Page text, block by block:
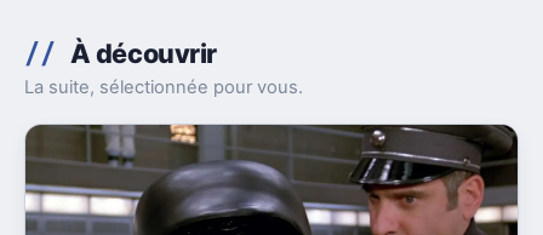
À découvrir
La suite, sélectionnée pour vous.